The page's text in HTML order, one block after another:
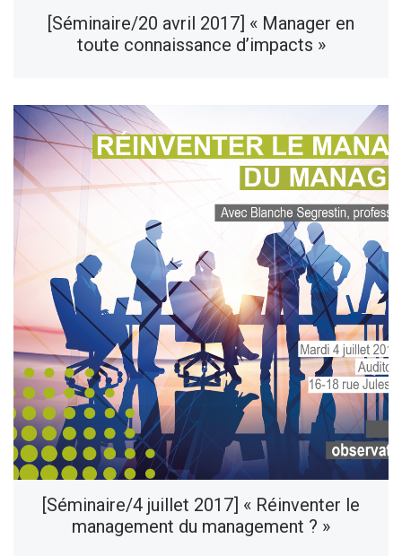
[Séminaire/20 avril 2017] « Manager en
toute connaissance d’impacts »
[Séminaire/4 juillet 2017] « Réinventer le
management du management ? »